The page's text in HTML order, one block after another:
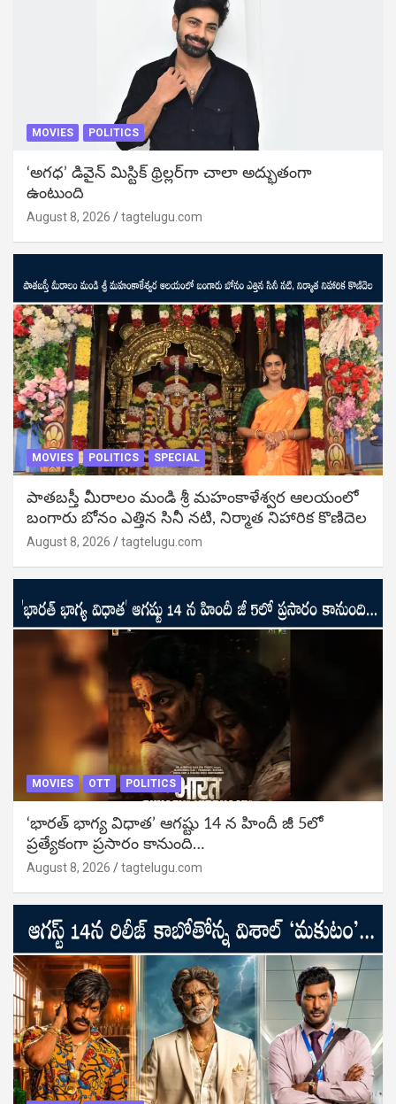
MOVIES POLITICS
‘అగధ’ డివైన్ మిస్టిక్ థ్రిల్లర్‌గా చాలా అద్భుతంగా
ఉంటుంది
August 8, 2026 tagtelugu.com
MOVIES POLITICS SPECIAL
పాతబస్తీ మీరాలం మండి శ్రీ మహంకాళేశ్వర ఆలయంలో
బంగారు బోనం ఎత్తిన సినీ నటి, నిర్మాత నిహారిక కొణిదెల
August 8, 2026 tagtelugu.com
MOVIES OTT POLITICS
‘భారత్ భాగ్య విధాత’ ఆగష్టు 14 న హిందీ జీ 5లో
ప్రత్యేకంగా ప్రసారం కానుంది…
August 8, 2026 tagtelugu.com